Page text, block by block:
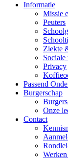
Informatie
Missie
Peuters
Ziekte
Privacy
Passend
Burgerschap
Onze
Contact